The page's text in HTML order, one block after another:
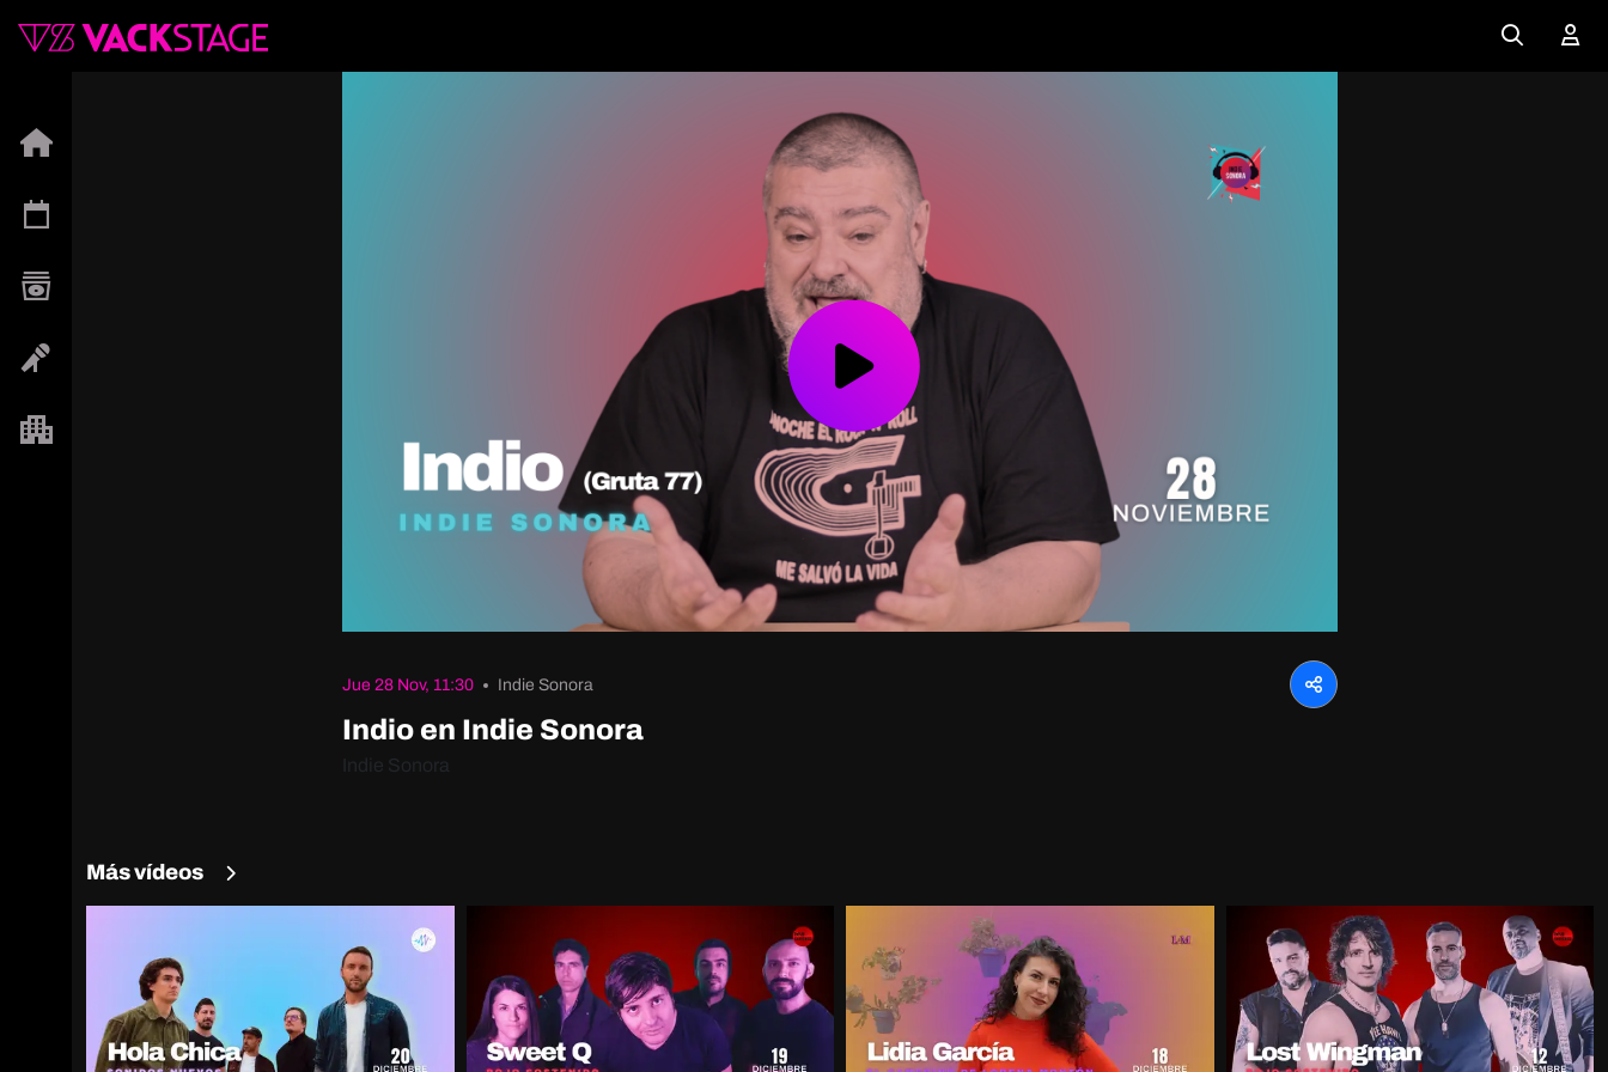
Play
Video
Jue 28 Nov, 11:30 Indie Sonora
Indio en Indie Sonora
Indie Sonora
Más vídeos